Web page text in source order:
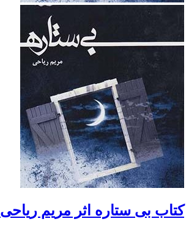
کتاب بی ستاره اثر مریم ریاحی